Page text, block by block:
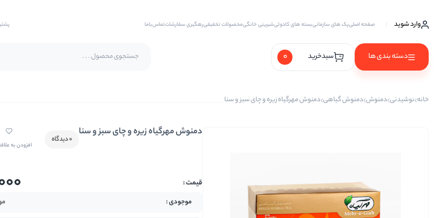
وارد شوید صفحه اصلیپک های سازمانیبسته های کادوئیشیرینی خانگیمحصولات تخفیفیرهگیری سفارشاتتماس‌با‌ما
دسته بندی ها
بادام
بادام زمینی روکش دار
سبدخرید 0
خانه نوشیدنی دمنوش دمنوش گیاهی دمنوش مهرگیاه زیره و چای سبز و سنا
دمنوش مهرگیاه زیره و چای سبز و سنا
0 دیدگاه
افزودن به